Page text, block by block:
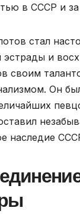
в СССР и
стал
эстрады и
своим
Он
наследие